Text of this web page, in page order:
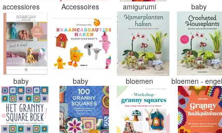
accessiores Accessoires amigurumi baby
baby baby bloemen bloemen -